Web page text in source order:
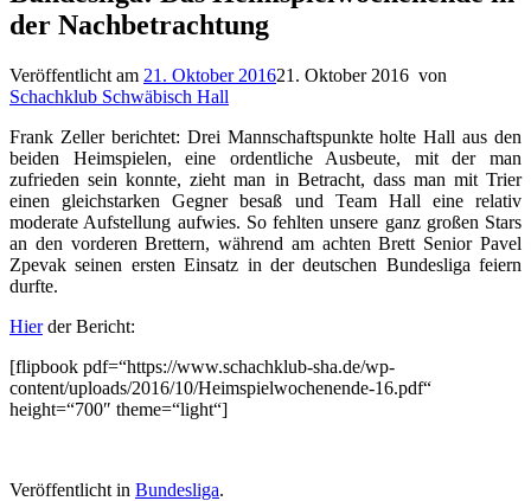
der Nachbetrachtung
Veröffentlicht am 21. Oktober 201621. Oktober 2016 von
Schachklub Schwäbisch Hall
Frank Zeller berichtet: Drei Mannschaftspunkte holte Hall aus den
beiden Heimspielen, eine ordentliche Ausbeute, mit der man
zufrieden sein konnte, zieht man in Betracht, dass man mit Trier
einen gleichstarken Gegner besaß und Team Hall eine relativ
moderate Aufstellung aufwies. So fehlten unsere ganz großen Stars
an den vorderen Brettern, während am achten Brett Senior Pavel
Zpevak seinen ersten Einsatz in der deutschen Bundesliga feiern
durfte.
Hierder Bericht:
[flipbook pdf=“https://www.schachklub-sha.de/wp-
content/uploads/2016/10/Heimspielwochenende-16.pdf“
height=“700″ theme=“light“]
Veröffentlicht in Bundesliga.